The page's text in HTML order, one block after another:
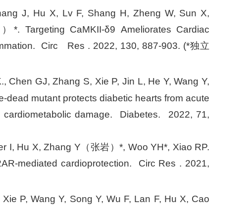
J, Hu X, Lv F, Shang H, Zheng W, Sun X,
Targeting CaMKII-δ9 Ameliorates Cardiac
Circ Res . 2022, 130, 887-903. (*独立
Chen GJ, Zhang S, Xie P, Jin L, He Y, Wang Y,
dead mutant protects diabetic hearts from acute
cardiometabolic damage. Diabetes. 2022, 71,
I, Hu X, Zhang Y（张岩）*, Woo YH*, Xiao RP.
mediated cardioprotection. Circ Res . 2021,
P, Wang Y, Song Y, Wu F, Lan F, Hu X, Cao